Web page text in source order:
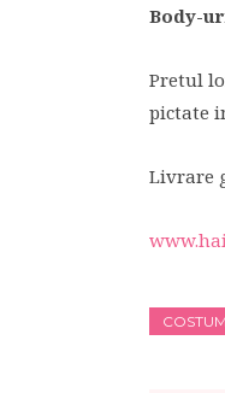
Body-
Pretul
pictate
Livrare